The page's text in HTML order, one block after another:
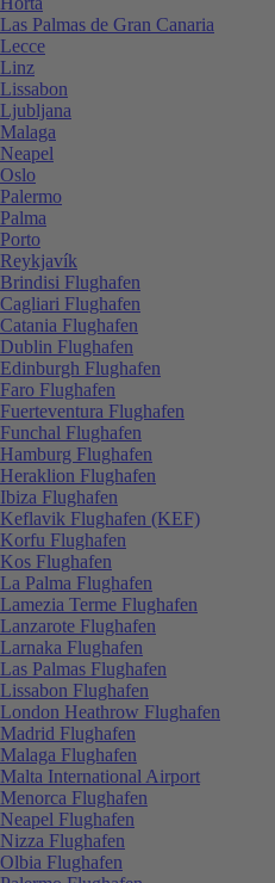
Las Palmas de Gran Canaria
Lecce
Linz
Lissabon
Ljubljana
Malaga
Neapel
Oslo
Palermo
Palma
Porto
Reykjavík
Brindisi Flughafen
Cagliari Flughafen
Catania Flughafen
Dublin Flughafen
Edinburgh Flughafen
Faro Flughafen
Fuerteventura Flughafen
Funchal Flughafen
Hamburg Flughafen
Heraklion Flughafen
Ibiza Flughafen
Keflavik Flughafen (KEF)
Korfu Flughafen
Kos Flughafen
La Palma Flughafen
Lamezia Terme Flughafen
Lanzarote Flughafen
Larnaka Flughafen
Las Palmas Flughafen
Lissabon Flughafen
London Heathrow Flughafen
Madrid Flughafen
Malaga Flughafen
Malta International Airport
Menorca Flughafen
Neapel Flughafen
Nizza Flughafen
Olbia Flughafen